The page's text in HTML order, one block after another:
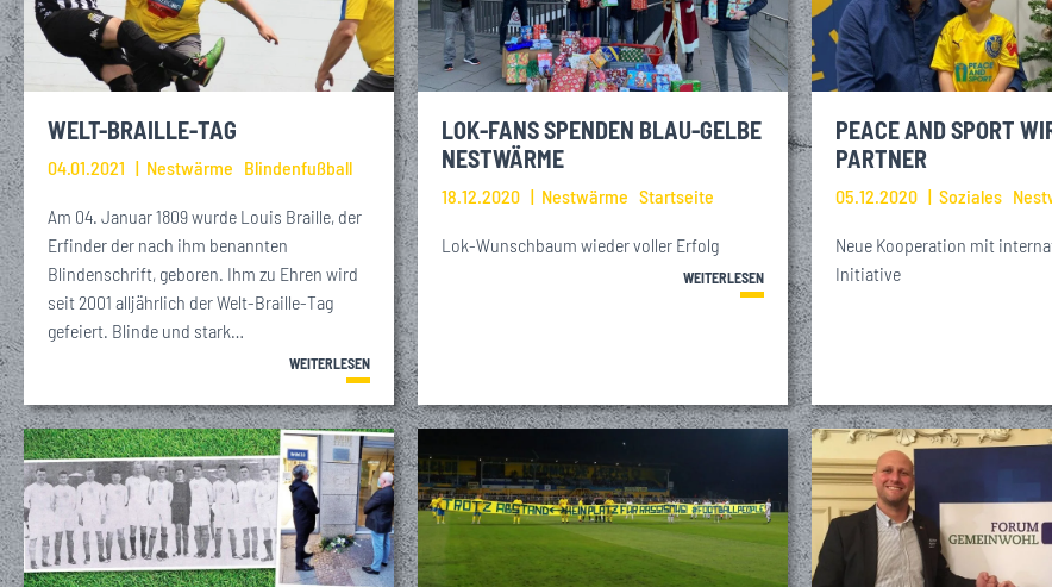
WELT-BRAILLE-TAG
04.01.2021 Nestwärme Blindenfußball
Am 04. Januar 1809 wurde Louis Braille, der
Erfinder der nach ihm benannten
Blindenschrift, geboren. Ihm zu Ehren wird
seit 2001 alljährlich der Welt-Braille-Tag
gefeiert. Blinde und stark…
WEITERLESEN
LOK-FANS SPENDEN BLAU-GELBE
NESTWÄRME
18.12.2020 Nestwärme Startseite
Lok-Wunschbaum wieder voller Erfolg
WEITERLESEN
PEACE AND SPORT
PARTNER
05.12.2020 Soziales
Neue Kooperation mit
Initiative